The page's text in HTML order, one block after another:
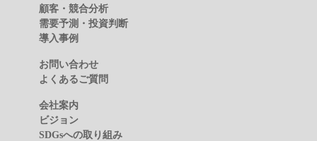
顧客・競合分析
需要予測・投資判断
導入事例
お問い合わせ
よくあるご質問
会社案内
ビジョン
SDGsへの取り組み